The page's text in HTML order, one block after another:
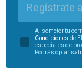
Regístrate
Al someter tu
Condiciones de
especiales de
Podrás optar